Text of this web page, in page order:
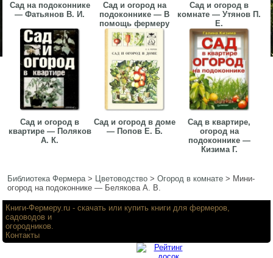
Сад на подоконнике
— Фатьянов В. И.
Сад и огород на
подоконнике — В
помощь фермеру
Сад и огород в
комнате — Утянов П.
Е.
Сад и огород в
квартире — Поляков
А. К.
Сад и огород в доме
— Попов Е. Б.
Сад в квартире,
огород на
подоконнике —
Кизима Г.
Библиотека Фермера> Цветоводство >Огород в комнате > Мини-
огород на подоконнике — Белякова А. В.
Книги-Фермеру.ru - скачать или купить книги для фермеров,
садоводов и
огородников.
Контакты